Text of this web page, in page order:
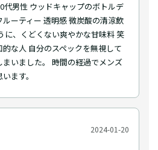
男性 ウッドキャップのボトルデ
ーティー 透明感 微炭酸の清涼飲
に、くどくない爽やかな甘味料 笑
な人 自分のスペックを無視して
いました。 時間の経過でメンズ
ます。
2024-01-20